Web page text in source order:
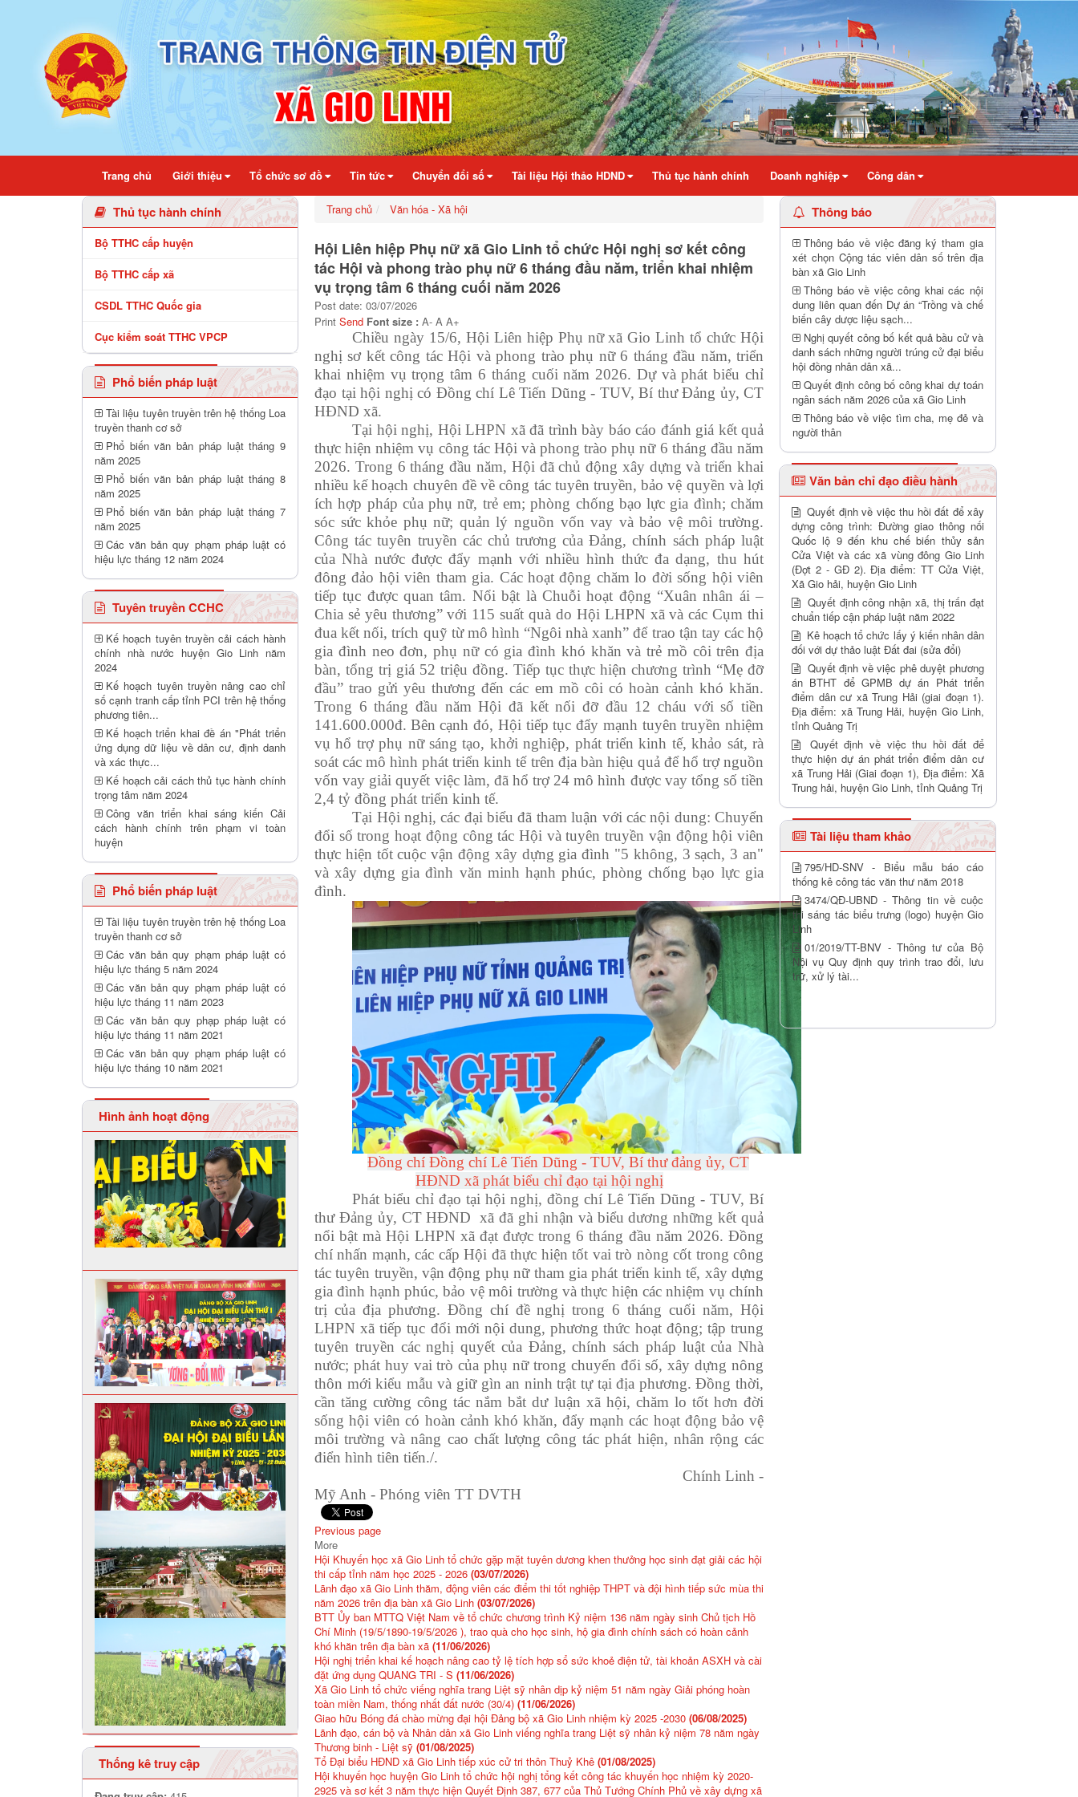
Chi tiết bài viết - Xã Gio Linh
Trang chủ Giới thiệu Tổ chức sơ đồ Tin tức Chuyển đổi số Tài liệu Hội thảo HDND Thủ tục hành chính Doanh nghiệp Công dân
Thủ tục hành chính
Bộ TTHC cấp huyện
Bộ TTHC cấp xã
CSDL TTHC Quốc gia
Cục kiểm soát TTHC VPCP
Phổ biến pháp luật
Tài liệu tuyên truyền trên hệ thống Loa
truyền thanh cơ sở
Phổ biến văn bản pháp luật tháng 9
năm 2025
Phổ biến văn bản pháp luật tháng 8
năm 2025
Phổ biến văn bản pháp luật tháng 7
năm 2025
Các văn bản quy phạm pháp luật có
hiệu lực tháng 12 năm 2024
Tuyên truyền CCHC
Kế hoạch tuyên truyền cải cách hành
chính nhà nước huyện Gio Linh năm
2024
Kế hoạch tuyên truyền nâng cao chỉ
số cạnh tranh cấp tỉnh PCI trên hệ thống
phương tiên...
Kế hoạch triển khai đề án "Phát triển
ứng dụng dữ liệu về dân cư, định danh
và xác thực...
Kế hoạch cải cách thủ tục hành chính
trọng tâm năm 2024
Công văn triển khai sáng kiến Cải
cách hành chính trên phạm vi toàn
huyện
Phổ biến pháp luật
Tài liệu tuyên truyền trên hệ thống Loa
truyền thanh cơ sở
Các văn bản quy phạm pháp luật có
hiệu lực tháng 5 năm 2024
Các văn bản quy phạm pháp luật có
hiệu lực tháng 11 năm 2023
Các văn bản quy phạp pháp luật có
hiệu lực tháng 11 năm 2021
Các văn bản quy phạm pháp luật có
hiệu lực tháng 10 năm 2021
Hình ảnh hoạt động
Thống kê truy cập
Trang chủ Văn hóa - Xã hội
Hội Liên hiệp Phụ nữ xã Gio Linh tổ chức Hội nghị sơ kết công
tác Hội và phong trào phụ nữ 6 tháng đầu năm, triển khai nhiệm
vụ trọng tâm 6 tháng cuối năm 2026
Post date: 03/07/2026
Print Send Font size : A- A A+
Chiều ngày 15/6, Hội Liên hiệp Phụ nữ xã Gio Linh tổ chức Hội
nghị sơ kết công tác Hội và phong trào phụ nữ 6 tháng đầu năm, triển
khai nhiệm vụ trọng tâm 6 tháng cuối năm 2026. Dựvà phát biểu chỉ
đạo tại hội nghị có Đồng chí Lê Tiến Dũng - TUV, Bí thư Đảng ủy, CT
HĐND xã.
Tại hội nghị, Hội LHPN xã đã trình bày báo cáo đánh giá kết quả
thực hiện nhiệm vụ công tác Hội và phong trào phụ nữ 6 tháng đầu năm
2026. Trong 6 tháng đầu năm, Hội đã chủ động xây dựng và triển khai
nhiều kế hoạch chuyên đề về công tác tuyên truyền, bảo vệ quyền và lợi
ích hợp pháp của phụ nữ, trẻ em; phòng chống bạo lực gia đình; chăm
sóc sức khỏe phụ nữ; quản lý nguồn vốn vay và bảo vệ môi trường.
Công tác tuyên truyền các chủ trương của Đảng, chính sách pháp luật
của Nhà nước được đẩy mạnh với nhiều hình thức đa dạng, thu hút
đông đảo hội viên tham gia. Các hoạt động chăm lo đời sống hội viên
tiếp tục được quan tâm. Nổi bật là Chuỗi hoạt động “Xuân nhân ái –
Chia sẻ yêu thương” với 115 suất quà do Hội LHPN xã và các Cụm thi
đua kết nối, trích quỹ từ mô hình “Ngôi nhà xanh” để trao tận tay các hộ
gia đình neo đơn, phụ nữ có gia đình khó khăn và trẻ mồ côi trên địa
bàn, tổng trị giá 52 triệu đồng. Tiếp tục thực hiện chương trình “Mẹ đỡ
đầu” trao gửi yêu thương đến các em mồ côi có hoàn cảnh khó khăn.
Trong 6 tháng đầu năm Hội đã kết nối đỡ đầu 12 cháu với số tiền
141.600.000đ. Bên cạnh đó, Hội tiếp tục đẩy mạnh tuyên truyền nhiệm
vụ hổ trợ phụ nữ sáng tạo, khởi nghiệp, phát triển kinh tế, khảo sát, rà
soát các mô hình phát triển kinh tế trên địa bàn hiệu quả để hổ trợ nguồn
vốn vay giải quyết việc làm, đã hổ trợ 24 mô hình được vay tổng số tiền
2,4 tỷ đồng phát triển kinh tế.
Tại Hội nghị, các đại biểu đã tham luận với các nội dung: Chuyển
đổi số trong hoạt động công tác Hội và tuyên truyền vận động hội viên
thực hiện tốt cuộc vận động xây dựng gia đình "5 không, 3 sạch, 3 an"
và xây dựng gia đình văn minh hạnh phúc, phòng chống bạo lực gia
đình.
Đồng chí Đồng chí Lê Tiến Dũng - TUV, Bí thư đảng ủy, CT
HĐND xã phát biểu chỉ đạo tại hội nghị
Phát biểu chỉ đạo tại hội nghị, đồng chí Lê Tiến Dũng - TUV, Bí
thư Đảng ủy, CT HĐND xã đã ghi nhận và biểu dương những kết quả
nổi bật mà Hội LHPN xã đạt được trong 6 tháng đầu năm 2026. Đồng
chí nhấn mạnh, các cấp Hội đã thực hiện tốt vai trò nòng cốt trong công
tác tuyên truyền, vận động phụ nữ tham gia phát triển kinh tế, xây dựng
gia đình hạnh phúc, bảo vệ môi trường và thực hiện các nhiệm vụ chính
trị của địa phương. Đồng chí đề nghị trong 6 tháng cuối năm, Hội
LHPN xã tiếp tục đổi mới nội dung, phương thức hoạt động; tập trung
tuyên truyền các nghị quyết của Đảng, chính sách pháp luật của Nhà
nước; phát huy vai trò của phụ nữ trong chuyển đổi số, xây dựng nông
thôn mới kiểu mẫu và giữ gìn an ninh trật tự tại địa phương. Đồng thời,
cần tăng cường công tác nắm bắt dư luận xã hội, chăm lo tốt hơn đời
sống hội viên có hoàn cảnh khó khăn, đẩy mạnh các hoạt động bảo vệ
môi trường và nâng cao chất lượng công tác phát hiện, nhân rộng các
điển hình tiên tiến./.
Chính Linh -
Mỹ Anh - Phóng viên TT DVTH
Previous page
More
Hội Khuyến học xã Gio Linh tổ chức gặp mặt tuyên dương khen thưởng học sinh đạt giải các hội
thi cấp tỉnh năm học 2025 - 2026 (03/07/2026)
Lãnh đạo xã Gio Linh thăm, động viên các điểm thi tốt nghiệp THPT và đội hình tiếp sức mùa thi
năm 2026 trên địa bàn xã Gio Linh (03/07/2026)
BTT Ủy ban MTTQ Việt Nam về tổ chức chương trình Kỷ niệm 136 năm ngày sinh Chủ tịch Hồ
Chí Minh (19/5/1890-19/5/2026 ), trao quà cho học sinh, hộ gia đình chính sách có hoàn cảnh
khó khăn trên địa bàn xã (11/06/2026)
Hội nghị triển khai kế hoạch nâng cao tỷ lệ tích hợp sổ sức khoẻ điện tử, tài khoản ASXH và cài
đặt ứng dụng QUANG TRI - S (11/06/2026)
Xã Gio Linh tổ chức viếng nghĩa trang Liệt sỹ nhân dịp kỷ niệm 51 năm ngày Giải phóng hoàn
toàn miền Nam, thống nhất đất nước (30/4) (11/06/2026)
Giao hữu Bóng đá chào mừng đại hội Đảng bộ xã Gio Linh nhiệm kỳ 2025 -2030 (06/08/2025)
Lãnh đạo, cán bộ và Nhân dân xã Gio Linh viếng nghĩa trang Liệt sỹ nhân kỷ niệm 78 năm ngày
Thương binh - Liệt sỹ (01/08/2025)
Tổ Đại biểu HĐND xã Gio Linh tiếp xúc cử tri thôn Thuỷ Khê (01/08/2025)
Hội khuyến học huyện Gio Linh tổ chức hội nghị tổng kết công tác khuyến học nhiệm kỳ 2020-
2925 và sơ kết 3 năm thực hiện Quyết Định 387, 677 của Thủ Tướng Chính Phủ về xây dựng xã
Thông báo
Thông báo về việc đăng ký tham gia
xét chọn Cộng tác viên dân số trên địa
bàn xã Gio Linh
Thông báo về việc công khai các nội
dung liên quan đến Dự án “Trồng và chế
biến cây dược liệu sạch...
Nghị quyết công bố kết quả bầu cử và
danh sách những người trúng cử đại biểu
hội đồng nhân dân xã...
Quyết định công bố công khai dự toán
ngân sách năm 2026 của xã Gio Linh
Thông báo về việc tìm cha, mẹ đẻ và
người thân
Văn bản chỉ đạo điều hành
Quyết định về việc thu hồi đất để xây
dựng công trình: Đường giao thông nối
Quốc lộ 9 đến khu chế biến thủy sản
Cửa Việt và các xã vùng đông Gio Linh
(Đợt 2 - GĐ 2). Địa điểm: TT Cửa Việt,
Xã Gio hải, huyện Gio Linh
Quyết định công nhận xã, thị trấn đạt
chuẩn tiếp cận pháp luật năm 2022
Kê hoạch tổ chức lấy ý kiến nhân dân
đối với dự thảo luật Đất đai (sửa đổi)
Quyết định về việc phê duyệt phương
án BTHT để GPMB dự án Phát triển
điểm dân cư xã Trung Hải (giai đoạn 1).
Địa điểm: xã Trung Hải, huyện Gio Linh,
tỉnh Quảng Trị
Quyết định về việc thu hồi đất để
thực hiện dự án phát triển điểm dân cư
xã Trung Hải (Giai đoạn 1), Địa điểm: Xã
Trung hải, huyện Gio Linh, tỉnh Quảng Trị
Tài liệu tham khảo
795/HD-SNV - Biểu mẫu báo cáo
thống kê công tác văn thư năm 2018
3474/QĐ-UBND - Thông tin về cuộc
thi sáng tác biểu trưng (logo) huyện Gio
Linh
01/2019/TT-BNV - Thông tư của Bộ
Nội vụ Quy định quy trình trao đổi, lưu
trữ, xử lý tài...